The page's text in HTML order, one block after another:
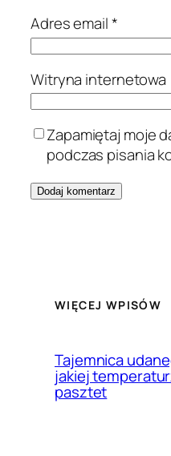
Adres email*
Witryna internetowa
Zapamiętaj moje
podczas pisania
WIĘCEJ WPISÓW
Tajemnica
jakiej
pasztet